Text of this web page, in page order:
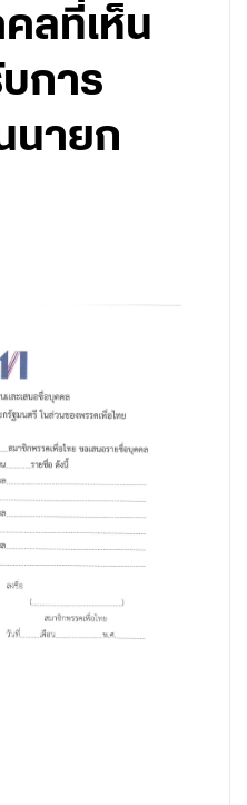
ลที่เห็น
การ
นายก